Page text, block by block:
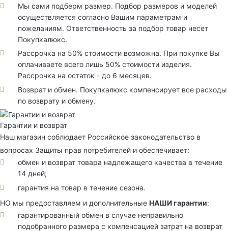
Мы сами подберм размер. Подбор размеров и моделей
осуществляется согласно Вашим параметрам и
пожеланиям. Ответственность за подбор товар несет
Покупкалюкс.
Рассрочка на 50% стоимости возможна. При покупке Вы
оплачиваете всего лишь 50% стоимости изделия.
Рассрочка на остаток - до 6 месяцев.
Возврат и обмен. Покупкалюкс компенсирует все расходы
по возврату и обмену.
Гарантии и возврат
Наш магазин соблюдает Российское законодательство в
вопросах Защиты прав потребителей и обеспечивает:
обмен и возврат товара надлежащего качества в течение
14 дней;
гарантия на товар в течение сезона.
НО мы предоставляем и дополнительные НАШИ гарантии:
гарантированный обмен в случае неправильно
подобранного размера с компенсацией затрат на возврат